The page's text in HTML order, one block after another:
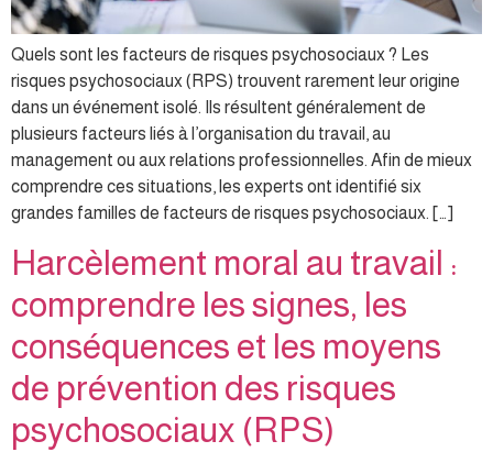
Quels sont les facteurs de risques psychosociaux ? Les
risques psychosociaux (RPS) trouvent rarement leur origine
dans un événement isolé. Ils résultent généralement de
plusieurs facteurs liés à l’organisation du travail, au
management ou aux relations professionnelles. Afin de mieux
comprendre ces situations, les experts ont identifié six
grandes familles de facteurs de risques psychosociaux. […]
Harcèlement moral au travail :
comprendre les signes, les
conséquences et les moyens
de prévention des risques
psychosociaux (RPS)